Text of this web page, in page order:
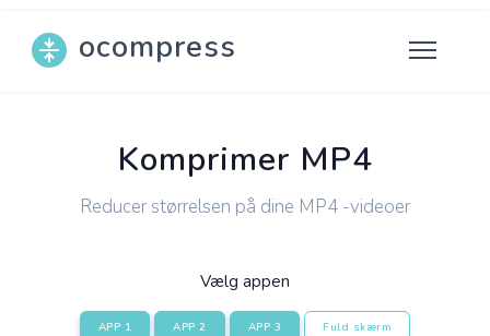
ocompress
Komprimer MP4
Reducer størrelsen på dine MP4 -videoer
Vælg appen
APP 1 APP 2 APP 3 Fuld skærm